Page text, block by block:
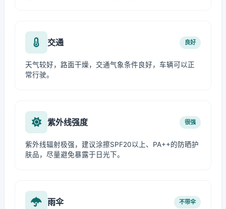
交通 良好
天气较好，路面干燥，交通气象条件良好，车辆可以正
常行驶。
紫外线强度 很强
紫外线辐射极强，建议涂擦SPF20以上、PA++的防晒护
肤品，尽量避免暴露于日光下。
雨伞 不带伞